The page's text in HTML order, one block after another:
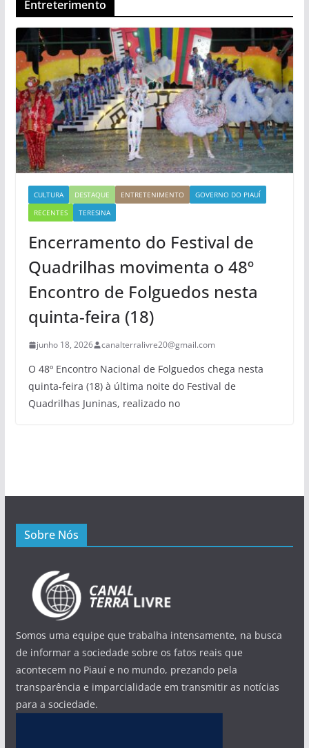
Entreterimento
CULTURA DESTAQUE ENTRETENIMENTO
GOVERNO DO PIAUÍ
RECENTES
TERESINA
Encerramento do Festival de
Quadrilhas movimenta o 48º
Encontro de Folguedos nesta
quinta-feira (18)
junho 18, 2026 canalterralivre20@gmail.com
O 48º Encontro Nacional de Folguedos chega nesta
quinta-feira (18) à última noite do Festival de
Quadrilhas Juninas, realizado no
Sobre Nós
Somos uma equipe que trabalha intensamente, na busca
de informar a sociedade sobre os fatos reais que
acontecem no Piauí e no mundo, prezando pela
transparência e imparcialidade em transmitir as notícias
para a sociedade.